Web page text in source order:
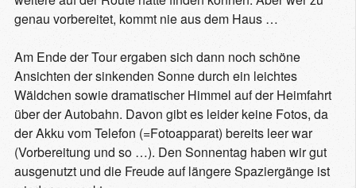
genau vorbereitet, kommt nie aus dem Haus …
Am Ende der Tour ergaben sich dann noch schöne
Ansichten der sinkenden Sonne durch ein leichtes
Wäldchen sowie dramatischer Himmel auf der Heimfahrt
über der Autobahn. Davon gibt es leider keine Fotos, da
der Akku vom Telefon (=Fotoapparat) bereits leer war
(Vorbereitung und so …). Den Sonnentag haben wir gut
ausgenutzt und die Freude auf längere Spaziergänge ist